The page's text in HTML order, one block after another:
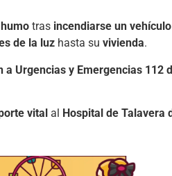
tras incendiarse un vehículo
de la luz hasta su vivienda.
Urgencias y Emergencias 112
vital al Hospital de Talavera